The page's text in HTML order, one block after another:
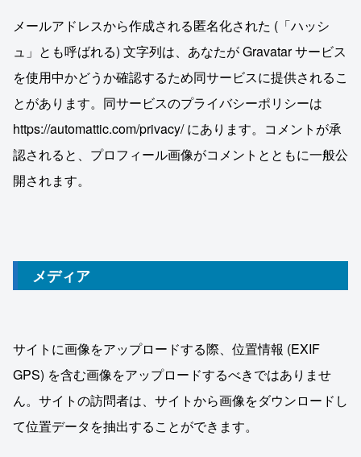
メールアドレスから作成される匿名化された (「ハッシ
ュ」とも呼ばれる) 文字列は、あなたが Gravatar サービス
を使用中かどうか確認するため同サービスに提供されるこ
とがあります。同サービスのプライバシーポリシーは
https://automattic.com/privacy/ にあります。コメントが承
認されると、プロフィール画像がコメントとともに一般公
開されます。
メディア
サイトに画像をアップロードする際、位置情報 (EXIF
GPS) を含む画像をアップロードするべきではありませ
ん。サイトの訪問者は、サイトから画像をダウンロードし
て位置データを抽出することができます。